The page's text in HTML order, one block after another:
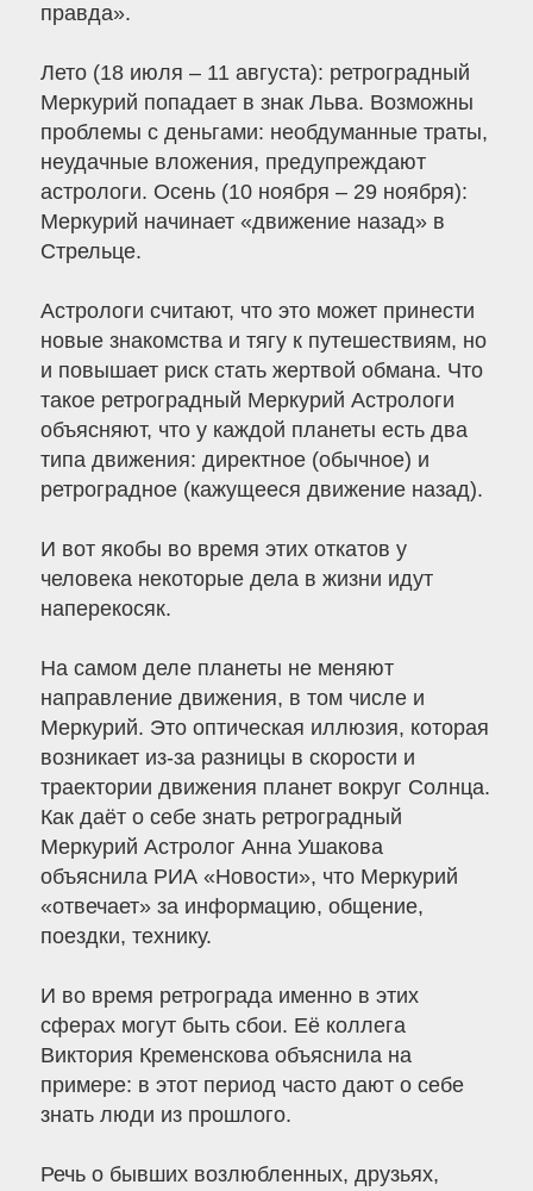
правда».
Лето (18 июля – 11 августа): ретроградный
Меркурий попадает в знак Льва. Возможны
проблемы с деньгами: необдуманные траты,
неудачные вложения, предупреждают
астрологи. Осень (10 ноября – 29 ноября):
Меркурий начинает «движение назад» в
Стрельце.
Астрологи считают, что это может принести
новые знакомства и тягу к путешествиям, но
и повышает риск стать жертвой обмана. Что
такое ретроградный Меркурий Астрологи
объясняют, что у каждой планеты есть два
типа движения: директное (обычное) и
ретроградное (кажущееся движение назад).
И вот якобы во время этих откатов у
человека некоторые дела в жизни идут
наперекосяк.
На самом деле планеты не меняют
направление движения, в том числе и
Меркурий. Это оптическая иллюзия, которая
возникает из-за разницы в скорости и
траектории движения планет вокруг Солнца.
Как даёт о себе знать ретроградный
Меркурий Астролог Анна Ушакова
объяснила РИА «Новости», что Меркурий
«отвечает» за информацию, общение,
поездки, технику.
И во время ретрограда именно в этих
сферах могут быть сбои. Её коллега
Виктория Кременскова объяснила на
примере: в этот период часто дают о себе
знать люди из прошлого.
Речь о бывших возлюбленных, друзьях,